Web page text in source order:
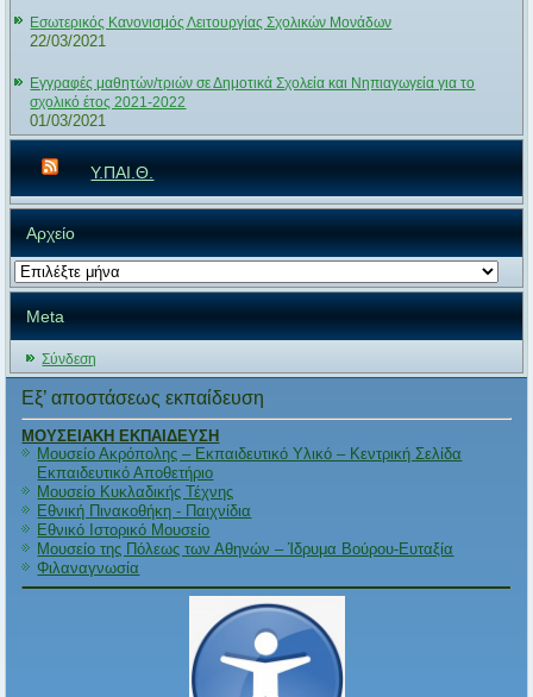
Εσωτερικός Κανονισμός Λειτουργίας Σχολικών Μονάδων
22/03/2021
Εγγραφές μαθητών/τριών σε Δημοτικά Σχολεία και Νηπιαγωγεία για το
σχολικό έτος 2021-2022
01/03/2021
Υ.ΠΑΙ.Θ.
Αρχείο
Αρχείο
Meta
Σύνδεση
Εξ’ αποστάσεως εκπαίδευση
ΜΟΥΣΕΙΑΚΗ ΕΚΠΑΙΔΕΥΣΗ
Μουσείο Ακρόπολης – Εκπαιδευτικό Υλικό – Κεντρική Σελίδα
Εκπαιδευτικό Αποθετήριο
Μουσείο Κυκλαδικής Τέχνης
Εθνική Πινακοθήκη - Παιχνίδια
Εθνικό Ιστορικό Μουσείο
Μουσείο της Πόλεως των Αθηνών – Ίδρυμα Βούρου-Ευταξία
Φιλαναγνωσία